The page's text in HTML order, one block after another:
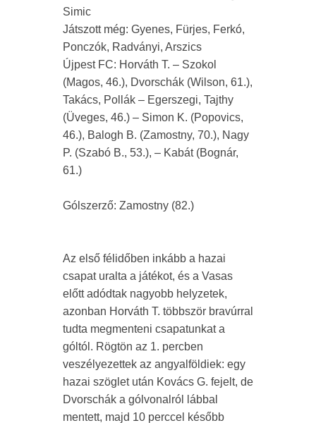
Simic
Játszott még: Gyenes, Fürjes, Ferkó,
Ponczók, Radványi, Arszics
Újpest FC: Horváth T. – Szokol
(Magos, 46.), Dvorschák (Wilson, 61.),
Takács, Pollák – Egerszegi, Tajthy
(Üveges, 46.) – Simon K. (Popovics,
46.), Balogh B. (Zamostny, 70.), Nagy
P. (Szabó B., 53.), – Kabát (Bognár,
61.)
Gólszerző: Zamostny (82.)
Az első félidőben inkább a hazai
csapat uralta a játékot, és a Vasas
előtt adódtak nagyobb helyzetek,
azonban Horváth T. többször bravúrral
tudta megmenteni csapatunkat a
góltól. Rögtön az 1. percben
veszélyezettek az angyalföldiek: egy
hazai szöglet után Kovács G. fejelt, de
Dvorschák a gólvonalról lábbal
mentett, majd 10 perccel később